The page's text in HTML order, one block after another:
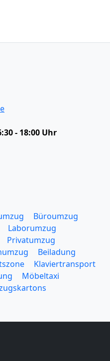
- 18:00 Uhr
Büroumzug
Laborumzug
Privatumzug
Beiladung
Klaviertransport
Möbeltaxi